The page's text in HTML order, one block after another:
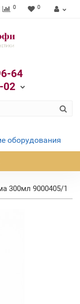
0 0
64
02
оборудования
300мл 9000405/1